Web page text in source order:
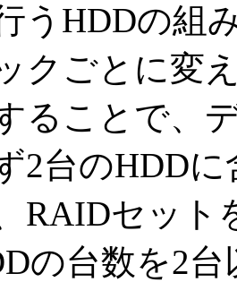
うHDDの組
クごとに変
ることで、
2台のHDD
RAIDセット
の台数を2台